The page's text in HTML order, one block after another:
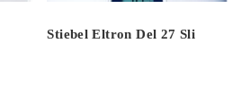
Stiebel Eltron Del 27 Sli